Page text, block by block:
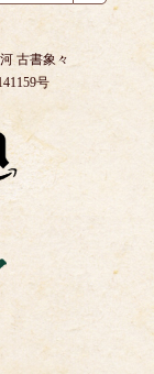
河 古書象々
号